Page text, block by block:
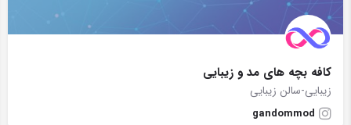
کافه بچه های مد و زیبایی
زیبایی-سالن زیبایی
gandommod